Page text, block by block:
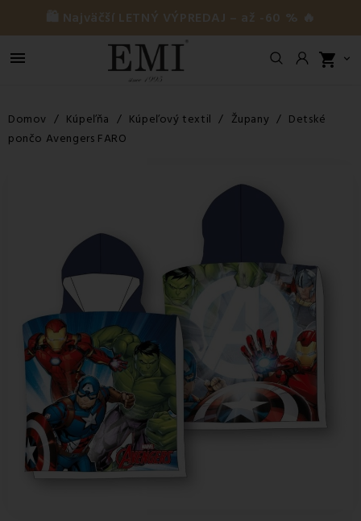
🛍️ Najväčší LETNÝ VÝPREDAJ – až -60 % 🔥
 shopping_cart 
Domov Kúpeľňa Kúpeľový textil Župany
Detské
pončo Avengers FARO